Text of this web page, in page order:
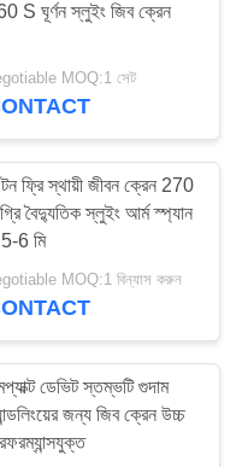
25
30
S ঘূর্ণন স্লুইং জিব ক্রেন
MOQ:1 সেট
ফ্রি স্থায়ী জীবন ক্রেন 270
বৈদ্যুতিক স্লুইং আর্ম স্প্যান
6 মি
MOQ:1 বিন্যাস করুন
ডেভিট স্তম্ভটি গুদাম
জন্য জিব ক্রেন উচ্চ